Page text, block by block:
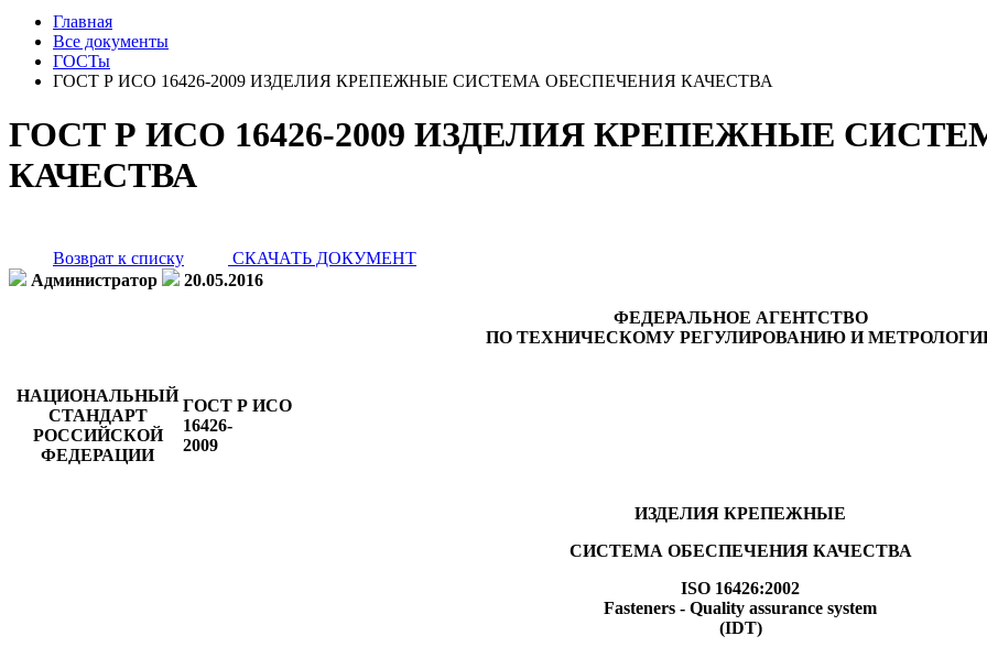
Главная
Все документы
ГОСТы
ГОСТ Р ИСО 16426-2009 ИЗДЕЛИЯ КРЕПЕЖНЫЕ СИСТЕМА ОБЕСПЕЧЕНИЯ КАЧЕСТВА
ГОСТ Р ИСО 16426-2009 ИЗДЕЛИЯ КРЕПЕЖНЫЕ
КАЧЕСТВА
Возврат к списку
СКАЧАТЬ ДОКУМЕНТ
Администратор
20.05.2016
ФЕДЕРАЛЬНОЕ АГЕНТСТВО
ПО ТЕХНИЧЕСКОМУ РЕГУЛИРОВАНИЮ И
НАЦИОНАЛЬНЫЙ
СТАНДАРТ
РОССИЙСКОЙ
ФЕДЕРАЦИИ
ГОСТ Р ИСО
16426-
2009
ИЗДЕЛИЯ КРЕПЕЖНЫЕ
СИСТЕМА ОБЕСПЕЧЕНИЯ КАЧЕСТВА
ISO 16426:2002
Fasteners - Quality assurance system
(IDT)